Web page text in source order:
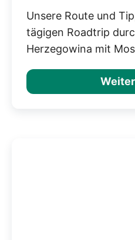
Unsere Route und
tägigen Roadtrip
Herzegowina mit